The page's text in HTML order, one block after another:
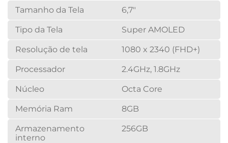
Tamanho da Tela 6,7"
Tipo da Tela Super AMOLED
Resolução de tela 1080 x 2340 (FHD+)
Processador 2.4GHz, 1.8GHz
Núcleo Octa Core
Memória Ram 8GB
Armazenamento
interno
256GB